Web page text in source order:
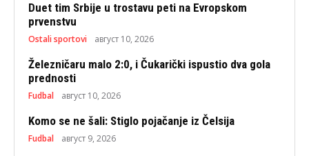
Duet tim Srbije u trostavu peti na Evropskom
prvenstvu
Ostali sportovi август 10, 2026
Železničaru malo 2:0, i Čukarički ispustio dva gola
prednosti
Fudbal август 10, 2026
Komo se ne šali: Stiglo pojačanje iz Čelsija
Fudbal август 9, 2026